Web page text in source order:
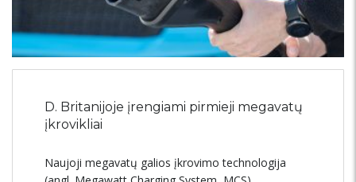
D. Britanijoje įrengiami pirmieji megavatų
įkrovikliai
Naujoji megavatų galios įkrovimo technologija